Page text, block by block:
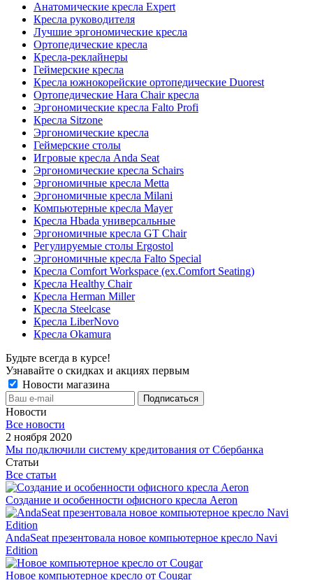
Анатомические кресла Expert
Кресла руководителя
Лучшие эргономические кресла
Ортопедические кресла
Кресла-реклайнеры
Геймерские кресла
Кресла южнокорейские ортопедические Duorest
Ортопедические Hara Chair кресла
Эргономические кресла Falto Profi
Кресла Sitzone
Эргономические кресла
Геймерские столы
Игровые кресла Anda Seat
Эргономические кресла Schairs
Эргономичные кресла Metta
Эргономичные кресла Milani
Компьютерные кресла Mayer
Кресла Hbada универсальные
Эргономичные кресла GT Chair
Регулируемые столы Ergostol
Эргономичные кресла Falto Special
Кресла Comfort Workspace (ex.Comfort Seating)
Кресла Healthy Chair
Кресла Herman Miller
Кресла Steelcase
Кресла LiberNovo
Кресла Okamura
Будьте всегда в курсе!
Узнавайте о скидках и акциях первым
Новости магазина
Новости
Все новости
2 ноября 2020
Мы подключили систему кредитования от Сбербанка
Статьи
Все статьи
Создание и особенности офисного кресла Aeron
AndaSeat презентовала новое компьютерное кресло Navi
Edition
Новое компьютерное кресло от Cougar